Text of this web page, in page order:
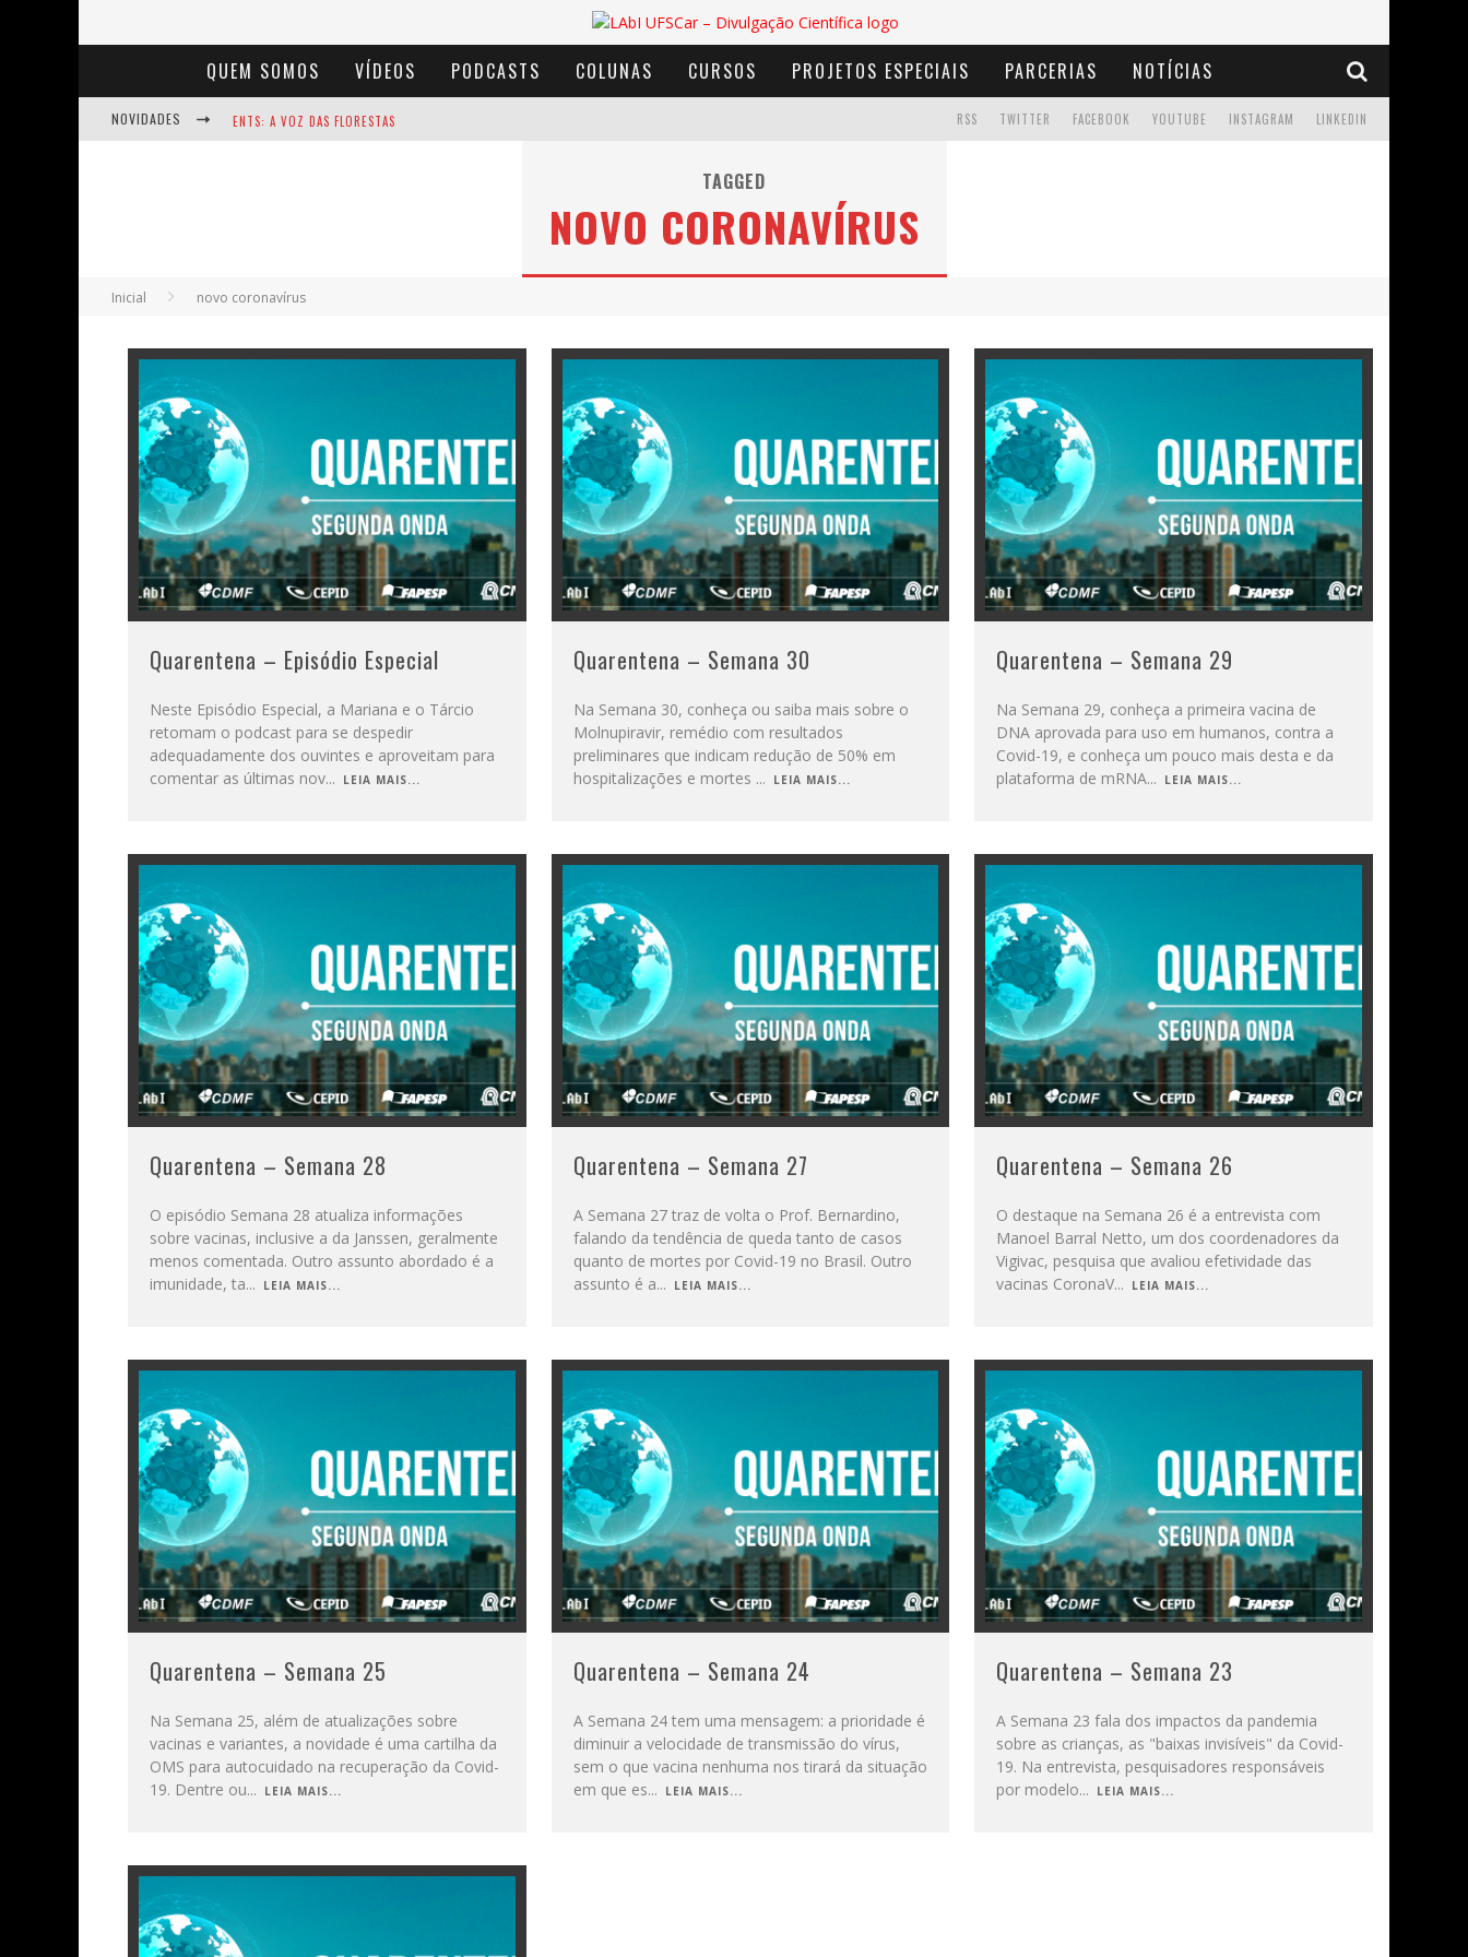
QUEM SOMOS VÍDEOS PODCASTS COLUNAS CURSOS PROJETOS ESPECIAIS PARCERIAS NOTÍCIAS
NOVIDADES ENTS: A VOZ DAS FLORESTAS
BAÚ DE HISTÓRIAS - A JAMAIS IMAGINADA AVENTURA COM OS MOINHOS DE VENTO
LINKEDIN
INSTAGRAM
YOUTUBE
FACEBOOK
TWITTER
RSS
TAGGED
NOVO CORONAVÍRUS
Inicial novo coronavírus
Quarentena – Episódio Especial
Neste Episódio Especial, a Mariana e o Tárcio
retomam o podcast para se despedir
adequadamente dos ouvintes e aproveitam para
comentar as últimas nov... LEIA MAIS...
Quarentena – Semana 30
Na Semana 30, conheça ou saiba mais sobre o
Molnupiravir, remédio com resultados
preliminares que indicam redução de 50% em
hospitalizações e mortes ... LEIA MAIS...
Quarentena – Semana 29
Na Semana 29, conheça a primeira vacina de
DNA aprovada para uso em humanos, contra a
Covid-19, e conheça um pouco mais desta e da
plataforma de mRNA... LEIA MAIS...
Quarentena – Semana 28
O episódio Semana 28 atualiza informações
sobre vacinas, inclusive a da Janssen, geralmente
menos comentada. Outro assunto abordado é a
imunidade, ta... LEIA MAIS...
Quarentena – Semana 27
A Semana 27 traz de volta o Prof. Bernardino,
falando da tendência de queda tanto de casos
quanto de mortes por Covid-19 no Brasil. Outro
assunto é a... LEIA MAIS...
Quarentena – Semana 26
O destaque na Semana 26 é a entrevista com
Manoel Barral Netto, um dos coordenadores da
Vigivac, pesquisa que avaliou efetividade das
vacinas CoronaV... LEIA MAIS...
Quarentena – Semana 25
Na Semana 25, além de atualizações sobre
vacinas e variantes, a novidade é uma cartilha da
OMS para autocuidado na recuperação da Covid-
19. Dentre ou... LEIA MAIS...
Quarentena – Semana 24
A Semana 24 tem uma mensagem: a prioridade é
diminuir a velocidade de transmissão do vírus,
sem o que vacina nenhuma nos tirará da situação
em que es... LEIA MAIS...
Quarentena – Semana 23
A Semana 23 fala dos impactos da pandemia
sobre as crianças, as "baixas invisíveis" da Covid-
19. Na entrevista, pesquisadores responsáveis
por modelo... LEIA MAIS...